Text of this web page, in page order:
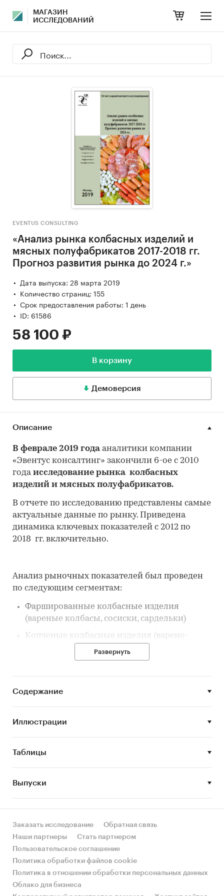
МАГАЗИН
ИССЛЕДОВАНИЙ
EVENTUS CONSULTING
«Анализ рынка колбасных изделий и
мясных полуфабрикатов 2017-2018 гг.
Прогноз развития рынка до 2024 г.»
Дата выпуска: 28 марта 2019
Количество страниц: 155
Срок предоставления работы: 1 день
ID: 61586
58 100 ₽
В корзину
Демоверсия
Описание
В феврале 2019 годааналитики компании
«Эвентус консалтинг» закончили 6-ое с 2010
годаисследование рынка колбасных
изделий и мясных полуфабрикатов.
В отчете по исследованию представлены самые
актуальные данные по рынку. Приведена
динамика ключевых показателей с 2012 по
2018 гг. включительно.
Анализ рыночных показателей был проведен
по следующим сегментам:
Фаршированные колбасные изделия
(вареные колбасы, сосиски, сардельки)
Копченые колбасные изделия (варено-
копченые, сырокопченые, полукопченые и
Колбасные изделия из термически
обработанных ингредиентов (паштеты,
замороженные (крупнокусковые,
мелкокусковые, рубленые, в тесте, фарш и
т.д.)
В отчете отражено текущее состояние мясной
отрасли, ключевые тенденции рынка и
влияющие факторы.
Проведен и представлен подробный
сегментированный анализ рынка,
производства, импорта, цен.
Развернуть
Содержание
Иллюстрации
Таблицы
Выпуски
Заказать исследование
Обратная связь
Наши партнеры
Стать партнером
Пользовательское соглашение
Политика обработки файлов cookie
Политика в отношении обработки персональных данных
Облако для бизнеса